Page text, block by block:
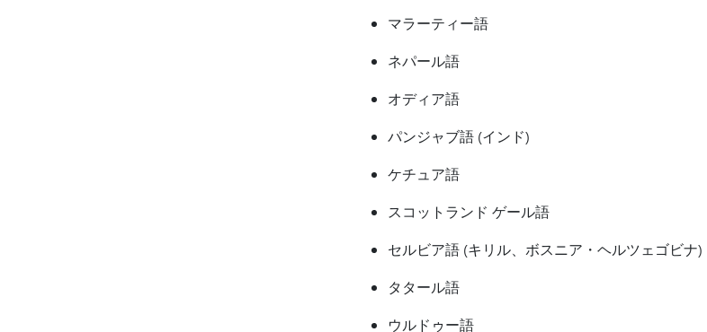
マラーティー語
ネパール語
オディア語
パンジャブ語 (インド)
ケチュア語
スコットランド ゲール語
セルビア語 (キリル、ボスニア・ヘルツェゴビナ)
タタール語
ウルドゥー語